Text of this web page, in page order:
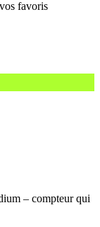
– compteur qui